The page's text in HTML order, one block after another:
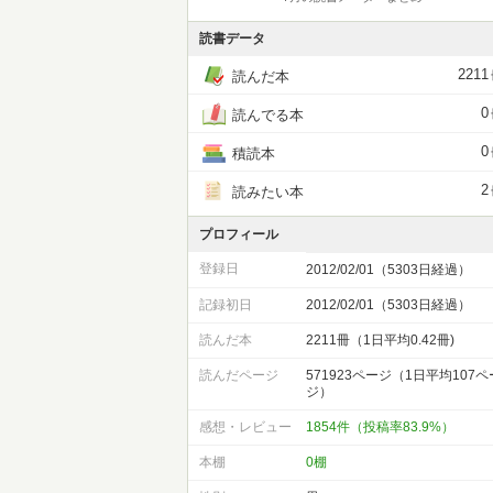
読書データ
読んだ本 2211
読んでる本 0
積読本 0
読みたい本 2
プロフィール
登録日 2012/02/01（5303日経過）
記録初日 2012/02/01（5303日経過）
読んだ本 2211冊（1日平均0.42冊)
読んだページ
571923ページ（1日平均107ペ
ジ）
感想・レビュー 1854件（投稿率83.9%）
本棚 0棚